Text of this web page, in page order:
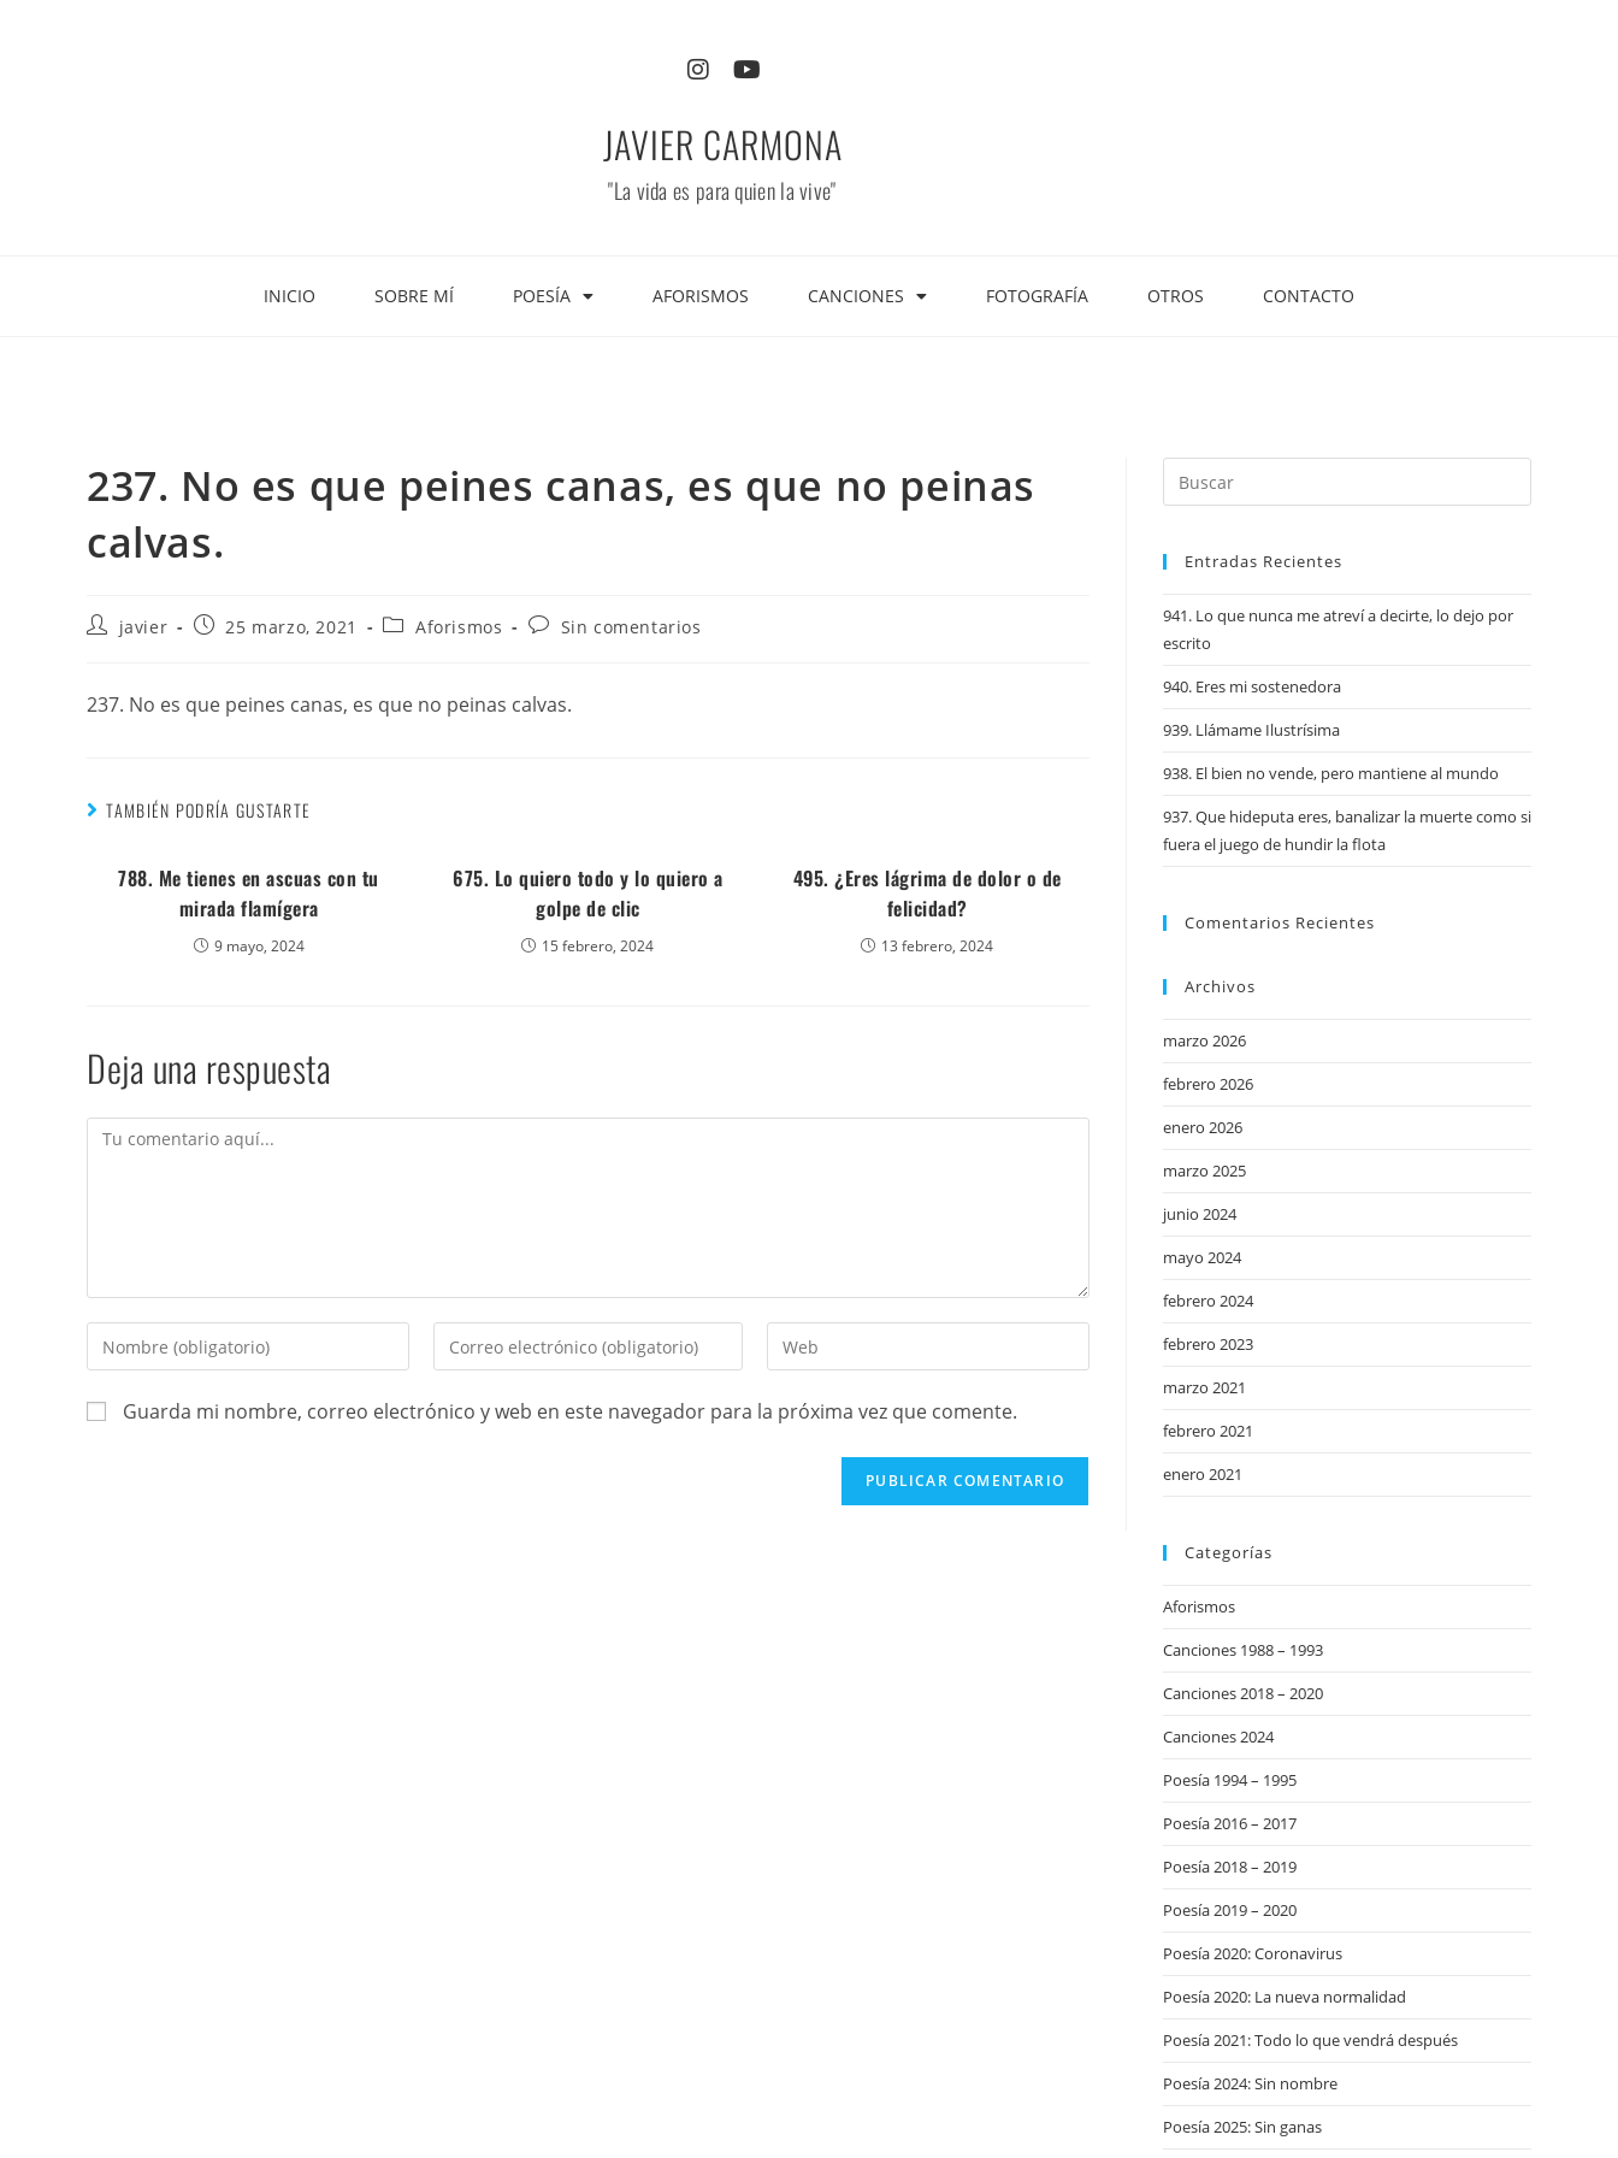
JAVIER CARMONA
"La vida es para quien la vive"
INICIO SOBRE MÍ POESÍA AFORISMOS CANCIONES FOTOGRAFÍA OTROS CONTACTO
237. No es que peines canas, es que no peinas
calvas.
javier 25 marzo, 2021 Aforismos Sin comentarios
237. No es que peines canas, es que no peinas calvas.
TAMBIÉN PODRÍA GUSTARTE
788. Me tienes en ascuas con tu
mirada flamígera
9 mayo, 2024
675. Lo quiero todo y lo quiero a
golpe de clic
15 febrero, 2024
495. ¿Eres lágrima de dolor o de
felicidad?
13 febrero, 2024
Deja una respuesta
Guarda mi nombre, correo electrónico y web en este navegador para la próxima vez que comente.
Entradas Recientes
941. Lo que nunca me atreví a decirte, lo dejo por
escrito
940. Eres mi sostenedora
939. Llámame Ilustrísima
938. El bien no vende, pero mantiene al mundo
937. Que hideputa eres, banalizar la muerte como si
fuera el juego de hundir la flota
Comentarios Recientes
Archivos
marzo 2026
febrero 2026
enero 2026
marzo 2025
junio 2024
mayo 2024
febrero 2024
febrero 2023
marzo 2021
febrero 2021
enero 2021
Categorías
Aforismos
Canciones 1988 – 1993
Canciones 2018 – 2020
Canciones 2024
Poesía 1994 – 1995
Poesía 2016 – 2017
Poesía 2018 – 2019
Poesía 2019 – 2020
Poesía 2020: Coronavirus
Poesía 2020: La nueva normalidad
Poesía 2021: Todo lo que vendrá después
Poesía 2024: Sin nombre
Poesía 2025: Sin ganas